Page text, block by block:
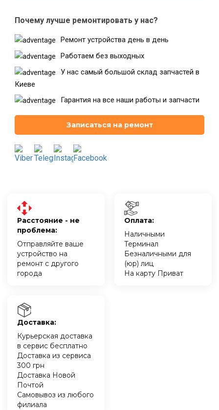
Почему лучше ремонтировать у нас?
Ремонт устройства день в день
Работаем без выходных
У нас самый большой склад запчастей в
Киеве
Гарантия на все наши работы и запчасти
Записаться на ремонт
Расстояние - не
проблема:
Отправляйте ваше
устройство на
ремонт с другого
города
Оплата:
Наличными
Терминал
Безналичными для
(юр) лиц
На карту Приват
Доставка:
Курьерская доставка
в сервис бесплатно
Доставка из сервиса
300 грн
Доставка Новой
Почтой
Самовывоз из любого
филиала